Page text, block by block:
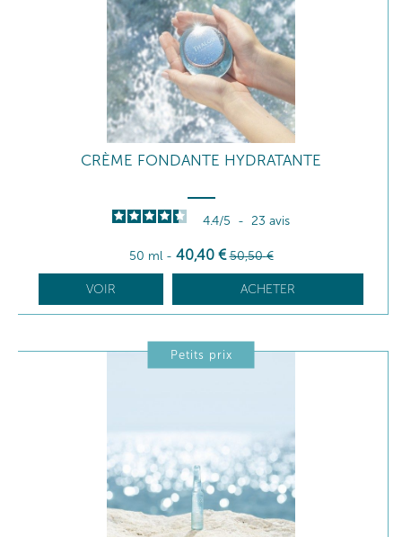
CRÈME FONDANTE HYDRATANTE
4.4/5 - 23 avis
50 ml - 40,40 € 50,50 €
VOIR ACHETER
Petits prix